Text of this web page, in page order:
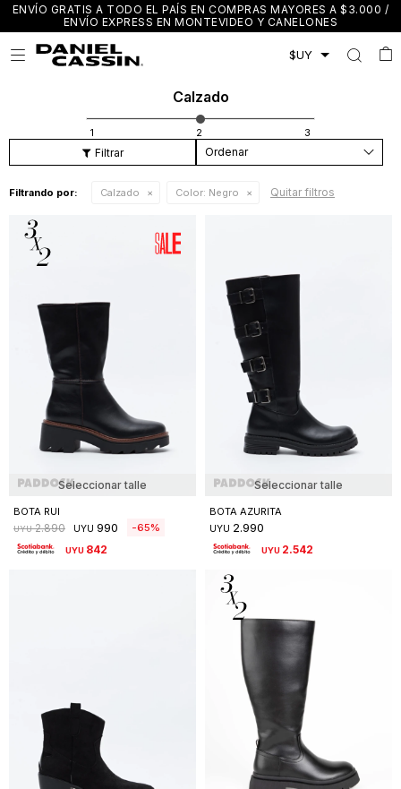
ENVÍO GRATIS A TODO EL PAÍS EN COMPRAS MAYORES A $3.000 /
ENVÍO EXPRESS EN MONTEVIDEO Y CANELONES

Calzado
Recomendados
Filtrando por: Calzado Color: Negro Quitar filtros
Seleccionar talle
BOTA RUI
UYU 2.890 UYU 990 65
UYU 842
Seleccionar talle
BOTA AZURITA
UYU 2.990
UYU 2.542